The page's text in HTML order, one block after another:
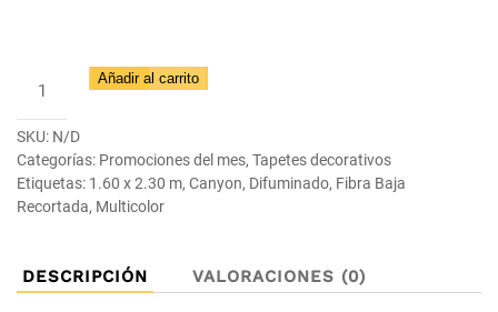
52023-
6464
cantidad
Añadir al carrito
SKU: N/D
Categorías: Promociones del mes, Tapetes decorativos
Etiquetas: 1.60 x 2.30 m, Canyon, Difuminado, Fibra Baja
Recortada, Multicolor
DESCRIPCIÓN VALORACIONES (0)